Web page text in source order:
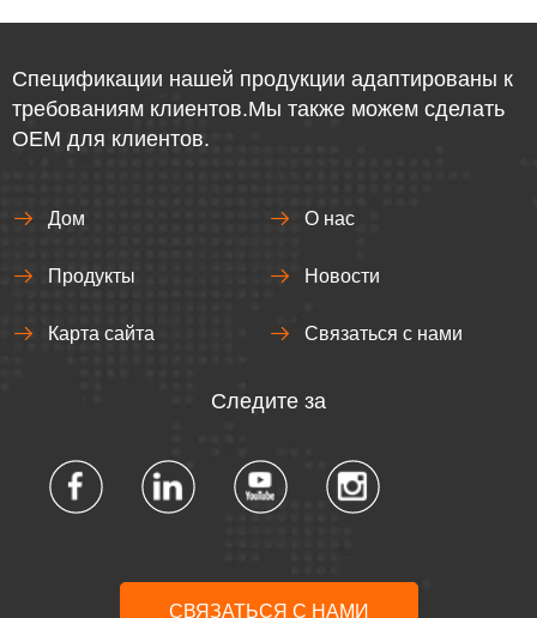
Спецификации нашей продукции адаптированы к
требованиям клиентов.Мы также можем сделать
OEM для клиентов.
Дом О нас
Продукты Новости
Карта сайта Связаться с нами
Следите за
СВЯЗАТЬСЯ С НАМИ